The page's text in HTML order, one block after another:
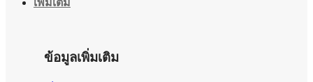
เพิ่มเติม
ข้อมูลเพิ่มเติม